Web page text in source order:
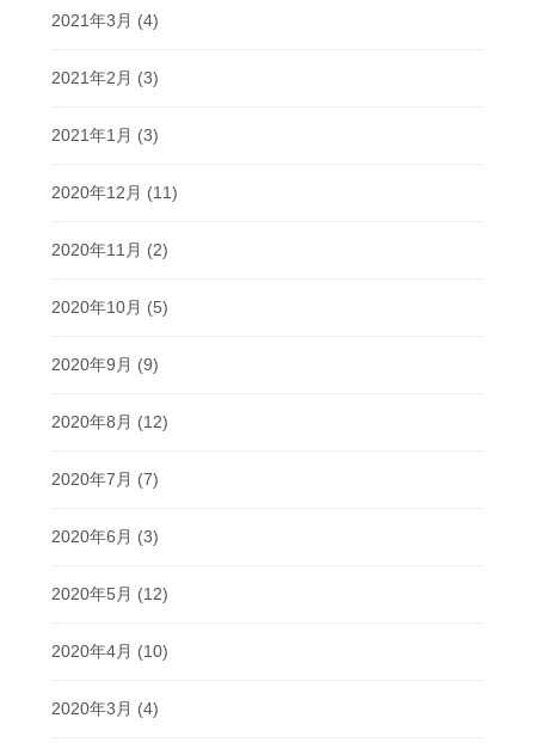
2021年3月 (4)
2021年2月 (3)
2021年1月 (3)
2020年12月 (11)
2020年11月 (2)
2020年10月 (5)
2020年9月 (9)
2020年8月 (12)
2020年7月 (7)
2020年6月 (3)
2020年5月 (12)
2020年4月 (10)
2020年3月 (4)